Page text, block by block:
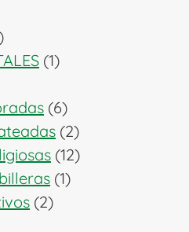
11
66
productos
22
productos
1212
11
22